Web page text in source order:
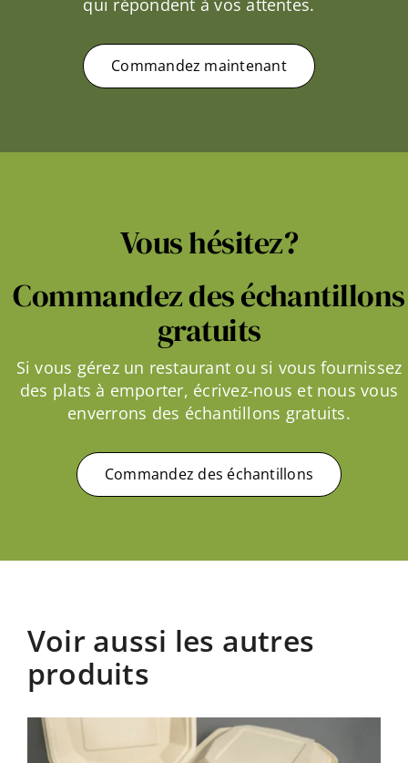
qui répondent à vos attentes.
Commandez maintenant
Vous hésitez?
Commandez des échantillons
gratuits
Si vous gérez un restaurant ou si vous fournissez
des plats à emporter, écrivez-nous et nous vous
enverrons des échantillons gratuits.
Commandez des échantillons
Voir aussi les autres
produits